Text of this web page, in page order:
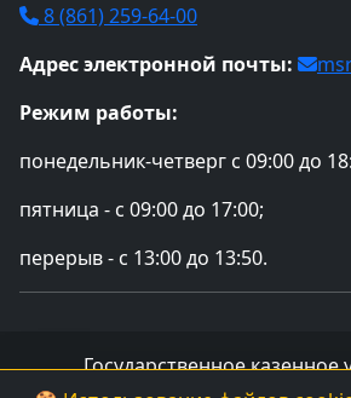
8 (861) 259-64-00
Адрес электронной почты:
Режим работы:
понедельник-четверг с 09:00 до
пятница - с 09:00 до 17:00;
перерыв - с 13:00 до 13:50.
Государственное казенное